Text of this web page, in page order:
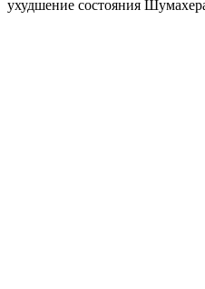
ухудшение состояния